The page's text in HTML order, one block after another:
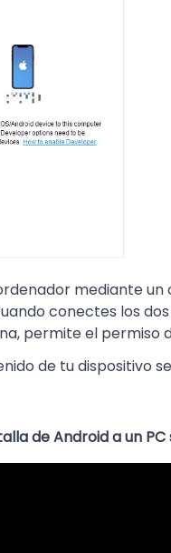
mediante un
conectes los
permite el permiso
de tu dispositivo
de Android a un PC